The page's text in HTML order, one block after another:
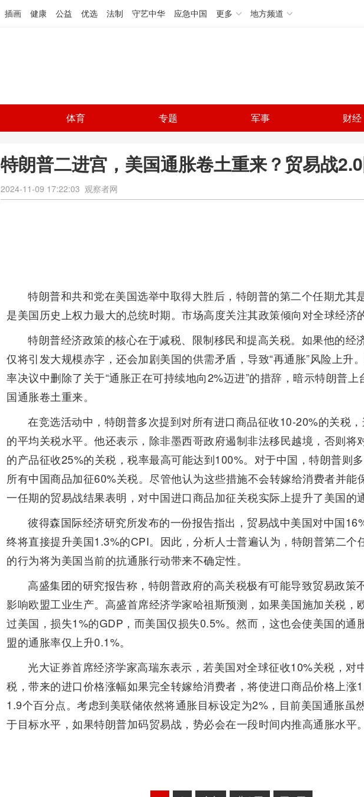
插画 健康 公益 优选 法制 守艺中华 应急中国 更多 地方频道
体育 专题 军事 财经
特朗普二进宫，美国通胀卷土重来？贸易战
2024-11-09 17:22:03 观察者网
特朗普和共和党在美国选举中取得大胜后，特朗普的第二个任期尤其
是美国历史上权力最大的总统时期。市场高度关注其政策倾向对全球经济
特朗普经济政策的核心在于减税、限制移民和提高关税。如果他的经
仅将引发大规模赤字，还会加剧美国的供需矛盾，导致“再通胀”风险上升
率决议中删除了关于“通胀正在可持续地向2%迈进”的措辞，暗示特朗普上
国通胀卷土重来。
在竞选活动中，特朗普多次提到对所有进口商品征收10-20%的关税
的平均关税水平。他还表示，除非墨西哥政府遏制非法移民越境，否则将
的产品征收25%的关税，税率最高可能达到100%。对于中国，特朗普则
所有中国商品加征60%关税。尽管他认为这些措施不会转嫁给消费者并能
一任期的贸易战结果表明，对中国进口商品加征关税实际上提升了美国的
彼得森国际经济研究所发布的一份报告指出，贸易战中美国对中国
终将直接提升美国1.3%的CPI。因此，分析人士普遍认为，特朗普第二个
的行为将为美国当前的抗通胀行动带来不确定性。
高盛集团的研究报告称，特朗普政府的高关税极有可能导致贸易政策
影响欧盟工业生产。高盛首席经济学家哈祖斯预测，如果美国施加关税，
过美国，损失1%的GDP，而美国仅损失0.5%。然而，这也会使美国的通
盟的通胀率仅上升0.1%。
光大证券首席经济学家高瑞东表示，若美国对全球征收10%关税，对
税，带来的进口价格涨幅如果完全转嫁给消费者，将使进口商品价格上涨
1.9个百分点。考虑到美联储依然将通胀目标设定为2%，目前美国通胀虽
于目标水平，如果特朗普加码贸易战，势必会在一段时间内推高通胀水平。